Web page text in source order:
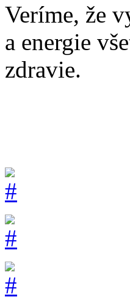
Veríme, že
a energie
zdravie.